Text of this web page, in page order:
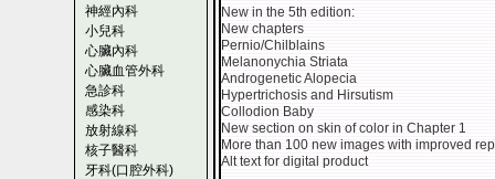
神經內科
小兒科
心臟內科
心臟血管外科
急診科
感染科
放射線科
核子醫科
牙科(口腔外科)
New in the 5th edition:
New chapters
Pernio/Chilblains
Melanonychia Striata
Androgenetic Alopecia
Hypertrichosis and Hirsutism
Collodion Baby
New section on skin of color in Chapter 1
More than 100 new images with improved
Alt text for digital product